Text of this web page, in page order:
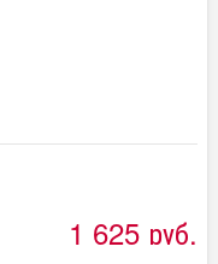
1 625 руб.